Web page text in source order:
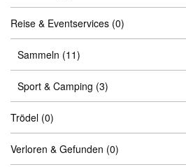
Reise & Eventservices (0)
Sammeln (11)
Sport & Camping (3)
Trödel (0)
Verloren & Gefunden (0)